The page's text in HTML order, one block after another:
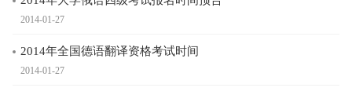
2014-01-27
2014年全国德语翻译资格考试时间
2014-01-27